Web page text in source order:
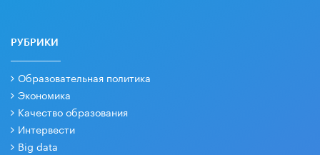
РУБРИКИ
Образовательная политика
Экономика
Качество образования
Интервести
Big data